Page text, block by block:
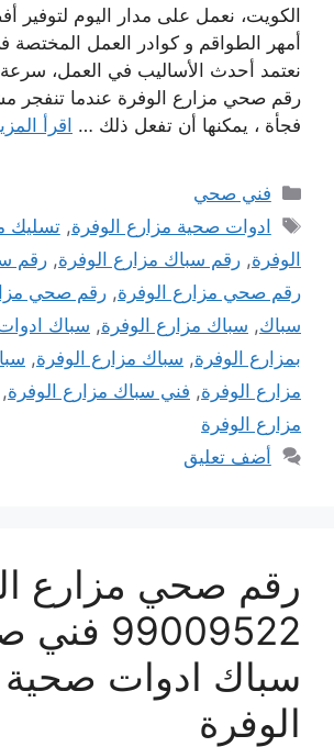
الكويت، نعمل على مدار اليوم لتوفير
أمهر الطواقم و كوادر العمل المختصة
نعتمد أحدث الأساليب في العمل، سرعة
رقم صحي مزارع الوفرة عندما تنفجر
فجأة ، يمكنها أن تفعل ذلك … اقرأ
التصنيفات
فني صحي
الوسوم
ادوات صحية مزارع الوفرة,تسليك
الوفرة, رقم سباك مزارع الوفرة, رقم
رقم صحي مزارع الوفرة, رقم صحي
سباك, سباك مزارع الوفرة, سباك
بمزارع الوفرة, سباك مزارع الوفرة,
مزارع الوفرة, فني سباك مزارع الوفرة,
مزارع الوفرة
أضف تعليق
رقم صحي مزارع
99009522
سباك ادوات صحية
الوفرة